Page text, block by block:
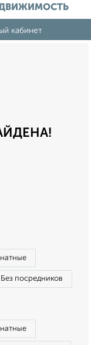
кабинет
Без посредников